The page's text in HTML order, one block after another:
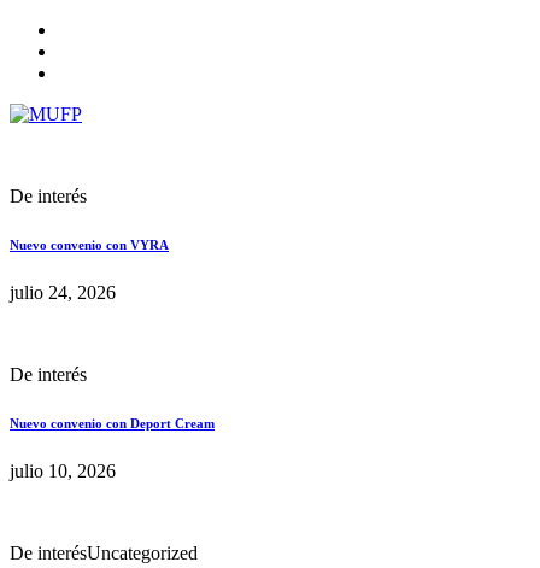
De interés
Nuevo convenio con VYRA
julio 24, 2026
De interés
Nuevo convenio con Deport Cream
julio 10, 2026
De interésUncategorized